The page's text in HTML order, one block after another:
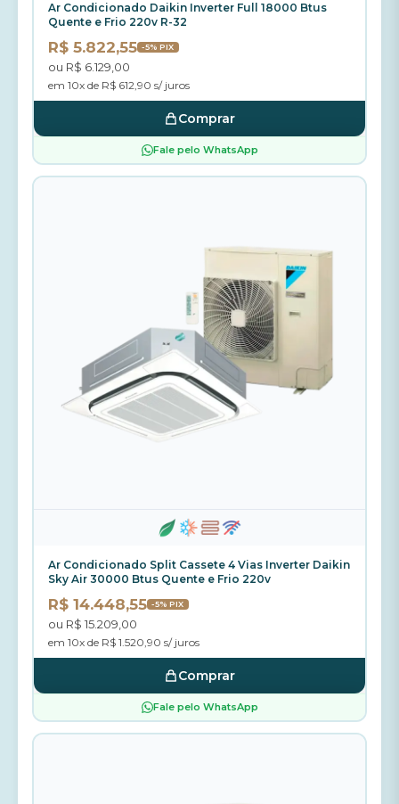
Ar Condicionado Daikin Inverter Full 18000 Btus
Quente e Frio 220v R-32
R$ 5.822,55 -5% PIX
ou R$ 6.129,00
em 10x de R$ 612,90 s/ juros
Comprar
Fale pelo WhatsApp
Ar Condicionado Split Cassete 4 Vias Inverter Daikin
Sky Air 30000 Btus Quente e Frio 220v
R$ 14.448,55 -5% PIX
ou R$ 15.209,00
em 10x de R$ 1.520,90 s/ juros
Comprar
Fale pelo WhatsApp